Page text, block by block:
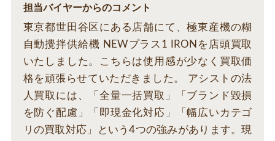
担当バイヤーからのコメント
東京都世田谷区にある店舗にて、極東産機の糊
自動攪拌供給機 NEWプラス1 IRONを店頭買取
いたしました。こちらは使用感が少なく買取価
格を頑張らせていただきました。 アシストの法
人買取には、「全量一括買取」「ブランド毀損
を防ぐ配慮」「即現金化対応」「幅広いカテゴ
リの買取対応」という4つの強みがあります。現